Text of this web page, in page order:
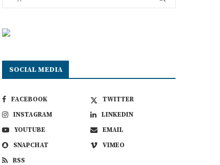
SOCIAL MEDIA
FACEBOOK
TWITTER
INSTAGRAM
LINKEDIN
YOUTUBE
EMAIL
SNAPCHAT
VIMEO
RSS